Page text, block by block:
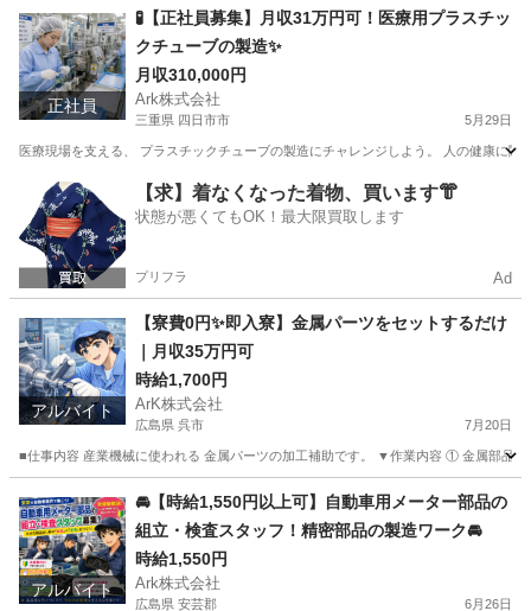
工場 スタッフ
正社員
🧪【正社員募集】月収31万円可！医療用プラスチッ
クチューブの製造✨
月収310,000円
Ark株式会社
三重県 四日市市 5月29日
医療現場を支える、 プラスチックチューブの製造にチャレンジしよう。 人の健康に
三重 四日市市 工場
【求】着なくなった着物、買います👘
状態が悪くてもOK！最大限買取します
プリフラ Ad
アルバイト
【寮費0円✨即入寮】金属パーツをセットするだけ
｜月収35万円可
時給1,700円
ArK株式会社
広島県 呉市 7月20日
■仕事内容 産業機械に使われる 金属パーツの加工補助です。 ▼作業内容 ① 金属部品
工場 無料
アルバイト
🚘【時給1,550円以上可】自動車用メーター部品の
組立・検査スタッフ！精密部品の製造ワーク🚘
時給1,550円
Ark株式会社
広島県 安芸郡 6月26日